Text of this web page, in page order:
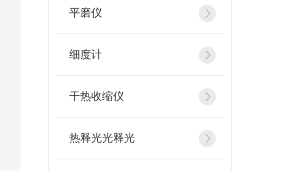
平磨仪
细度计
干热收缩仪
热释光光释光